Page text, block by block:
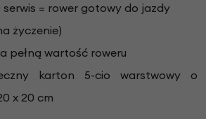
serwis = rower gotowy do jazdy
życzenie)
pełną wartość roweru
karton 5-cio warstwowy o
x 20 cm